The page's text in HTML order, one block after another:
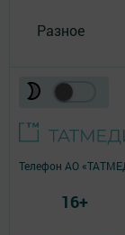
Разное
Телефон АО
16+